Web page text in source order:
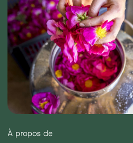
À propos de